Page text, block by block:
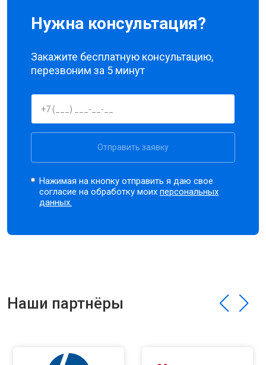
Нужна консультация?
Закажите бесплатную консультацию,
перезвоним за 5 минут
Отправить заявку
Нажимая на кнопку отправить я даю свое
согласие на обработку моихперсональных
данных.
Наши партнёры